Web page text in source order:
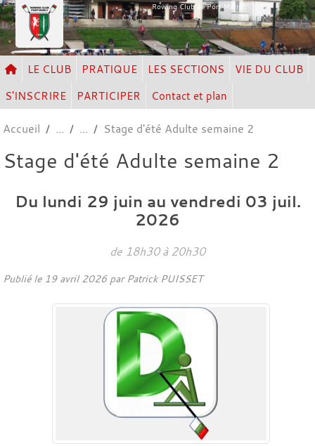
Rowing Club de Port Marly
LE CLUB PRATIQUE LES SECTIONS
VIE DU CLUB
S'INSCRIRE
PARTICIPER Contact et plan
Accueil Stage d'été Adulte semaine 2
Stage d'été Adulte semaine 2
Du lundi 29 juin au vendredi 03 juil.
2026
de 18h30 à 20h30
Publié le 19 avril 2026par Patrick PUISSET
Panneau de gestion des cookies